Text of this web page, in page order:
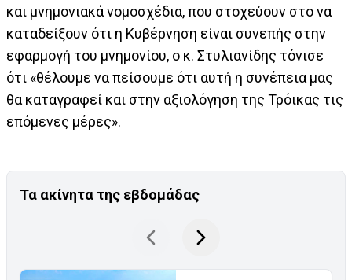
και μνημονιακά νομοσχέδια, που στοχεύουν στο να
καταδείξουν ότι η Κυβέρνηση είναι συνεπής στην
εφαρμογή του μνημονίου, ο κ. Στυλιανίδης τόνισε
ότι «θέλουμε να πείσουμε ότι αυτή η συνέπεια μας
θα καταγραφεί και στην αξιολόγηση της Τρόικας τις
επόμενες μέρες».
Τα ακίνητα της εβδομάδας